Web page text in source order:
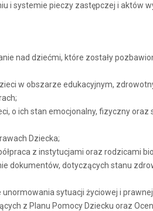
i systemie pieczy zastępczej i aktów
nad dziećmi, które zostały
w obszarze edukacyjnym,
o ich stan emocjonalny, fizyczny
Dziecka;
z instytucjami oraz rodzicami
dokumentów, dotyczących stanu
unormowania sytuacji życiowej i
z Planu Pomocy Dziecku oraz